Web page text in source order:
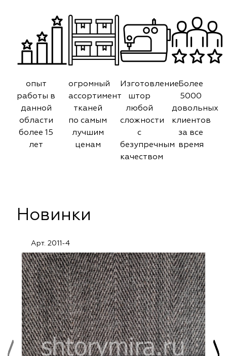
опыт
работы в
данной
области
более 15
лет
огромный
ассортимент
тканей
по самым
лучшим
ценам
Изготовление
штор
любой
сложности
с
безупречным
качеством
Более
5000
довольных
клиентов
за все
время
Новинки
Арт. 2011-4